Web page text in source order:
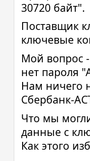
30720 байт".
Поставщик
ключевые
Мой вопрос
нет пароля
Нам ничего
Сбербанк-
Что мы
данные с
Как этого